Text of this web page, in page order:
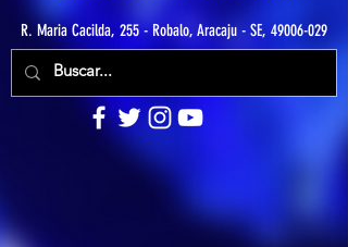
R. Maria Cacilda, 255 - Robalo, Aracaju - SE, 49006-029